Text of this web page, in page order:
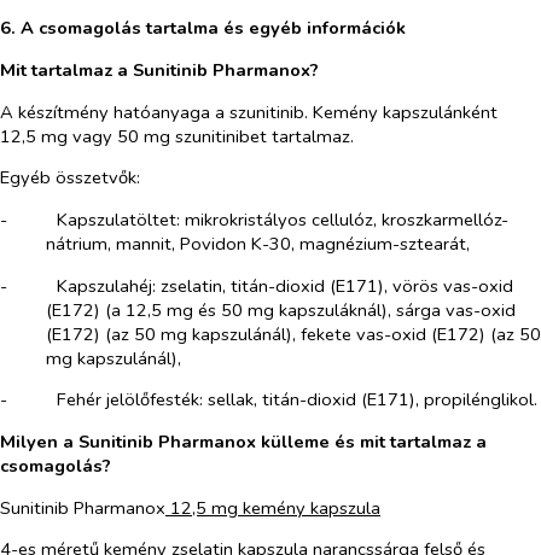
6. A csomagolás tartalma és egyéb információk
Mit tartalmaz a Sunitinib Pharmanox?
A készítmény hatóanyaga a szunitinib. Kemény kapszulánként
12,5 mg vagy 50 mg szunitinibet tartalmaz.
Egyéb összetvők:
-​
Kapszulatöltet: mikrokristályos cellulóz, kroszkarmellóz-
nátrium, mannit, Povidon K-30, magnézium-sztearát,
-​
Kapszulahéj: zselatin, titán-dioxid (E171), vörös vas-oxid
(E172) (a 12,5 mg és 50 mg kapszuláknál), sárga vas-oxid
(E172) (az 50 mg kapszulánál), fekete vas-oxid (E172) (az 50
mg kapszulánál),
-​
Fehér jelölőfesték: sellak, titán-dioxid (E171), propilénglikol.
Milyen a Sunitinib Pharmanox külleme és mit tartalmaz a
csomagolás?
Sunitinib Pharmanox 12,5 mg kemény kapszula
4-es méretű kemény zselatin kapszula narancssárga felső és